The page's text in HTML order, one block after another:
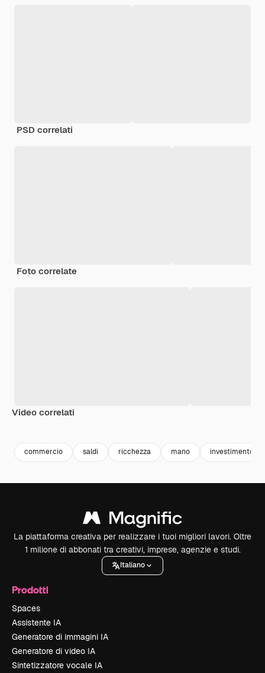
PSD correlati
Foto correlate
Video correlati
commercio saldi ricchezza mano investimento
La piattaforma creativa per realizzare i tuoi migliori lavori. Oltre
1 milione di abbonati tra creativi, imprese, agenzie e studi.
Italiano
Prodotti
Spaces
Assistente IA
Generatore di immagini IA
Generatore di video IA
Sintetizzatore vocale IA